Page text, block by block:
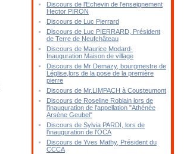
Discours de l'Echevin de l'enseignement
Hector PIRON
Discours de Luc Pierrard
Discours de Luc PIERRARD, Président
de Terre de Neufchâteau
Discours de Maurice Modard-
Inauguration Maison de village
Discours de Mr Demazy, bourgmestre de
Léglise,lors de la pose de la première
pierre
Discours de Mr.LIMPACH à Cousteumont
Discours de Roseline Roblain lors de
l'inauguration de l'appellation "Athénée
Arsène Geubel"
Discours de Sylvia PARDI, lors de
l'inauguration de l'OCA
Discours de Yves Mathy, Président du
CCCA